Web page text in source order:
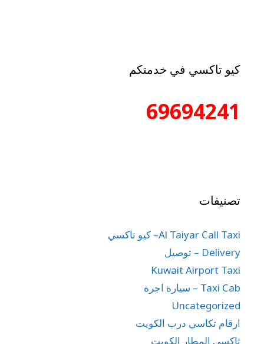
كيو تاكسي في خدمتكم
69694241
تصنيفات
Al Taiyar Call Taxi– كيو تاكسي
Delivery – توصيل
Kuwait Airport Taxi
Taxi Cab – سيارة اجرة
Uncategorized
ارقام تكاسي درب الكويت
تاكسي المطار الكويت